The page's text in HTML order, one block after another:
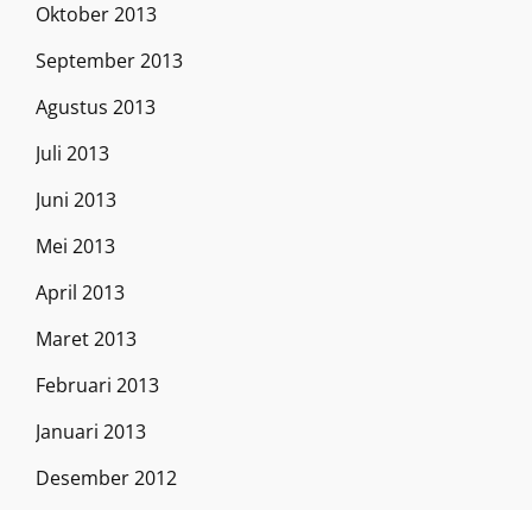
Oktober 2013
September 2013
Agustus 2013
Juli 2013
Juni 2013
Mei 2013
April 2013
Maret 2013
Februari 2013
Januari 2013
Desember 2012